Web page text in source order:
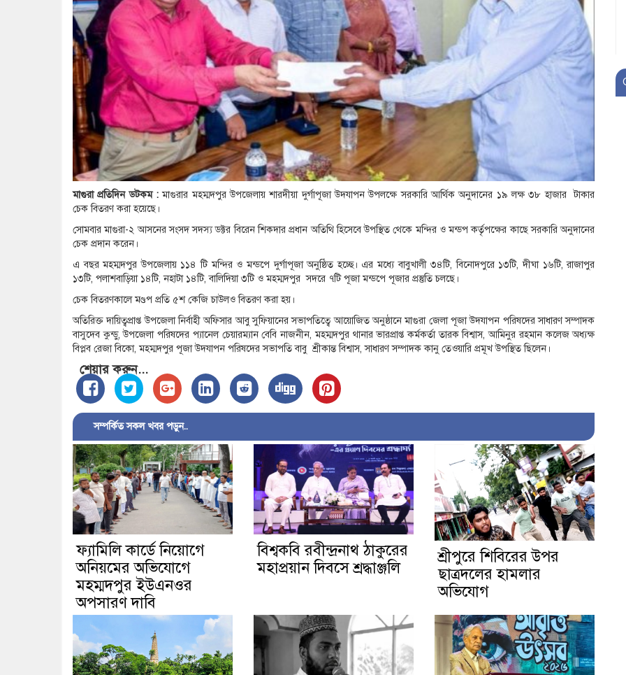
মাগুরা প্রতিদিন ডটকম :মাগুরার মহম্মদপুর উপজেলায় শারদীয়া দুর্গাপূজা উদযাপন উপলক্ষে সরকারি আর্থিক অনুদানের ১৯ লক্ষ ৩৮ হাজার টাকার
চেক বিতরণ করা হয়েছে।
সোমবার মাগুরা-২ আসনের সংসদ সদস্য ডক্টর বিরেন শিকদার প্রধান অতিথি হিসেবে উপস্থিত থেকে মন্দির ও মন্ডপ কর্তৃপক্ষের কাছে সরকারি অনুদানের
চেক প্রদান করেন।
এ বছর মহম্মদপুর উপজেলায় ১১৪ টি মন্দির ও মন্ডপে দুর্গাপূজা অনুষ্ঠিত হচ্ছে। এর মধ্যে বাবুখালী ৩৪টি, বিনোদপুরে ১৩টি, দীঘা ১৬টি, রাজাপুর
১৩টি, পলাশবাড়িয়া ১৪টি, নহাটা ১৪টি, বালিদিয়া ৩টি ও মহম্মদপুর সদরে ৭টি পূজা মন্ডপে পূজার প্রস্তুতি চলছে।
চেক বিতরণকালে মণ্ডপ প্রতি ৫শ কেজি চাউলও বিতরণ করা হয়।
অতিরিক্ত দায়িত্বপ্রাপ্ত উপজেলা নির্বাহী অফিসার আবু সুফিয়ানের সভাপতিত্বে আয়োজিত অনুষ্ঠানে মাগুরা জেলা পূজা উদযাপন পরিষদের সাধারণ সম্পাদক
বাসুদেব কুন্ডু, উপজেলা পরিষদের প্যানেল চেয়ারম্যান বেবি নাজনীন, মহম্মদপুর থানার ভারপ্রাপ্ত কর্মকর্তা তারক বিশ্বাস, আমিনুর রহমান কলেজ অধ্যক্ষ
বিপ্লব রেজা বিকো, মহম্মদপুর পূজা উদযাপন পরিষদের সভাপতি বাবু শ্রীকান্ত বিশ্বাস, সাধারণ সম্পাদক কানু তেওয়ারি প্রমূখ উপস্থিত ছিলেন।
শেয়ার করুন...
সম্পর্কিত সকল খবর পড়ুন..
ফ্যামিলি কার্ডে নিয়োগে
অনিয়মের অভিযোগে
মহম্মদপুর ইউএনওর
অপসারণ দাবি
বিশ্বকবি রবীন্দ্রনাথ ঠাকুরের
মহাপ্রয়ান দিবসে শ্রদ্ধাঞ্জলি
শ্রীপুরে শিবিরের উপর
ছাত্রদলের হামলার
অভিযোগ